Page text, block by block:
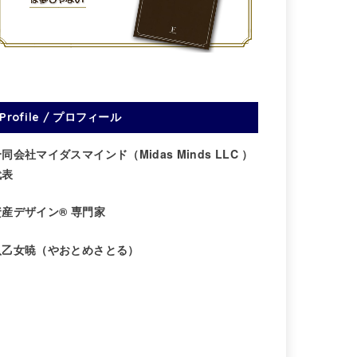
Profile / プロフィール
会社マイダスマインド（Midas Minds LLC ）
デザイン® 専門家
女暁（やおとめさとる）